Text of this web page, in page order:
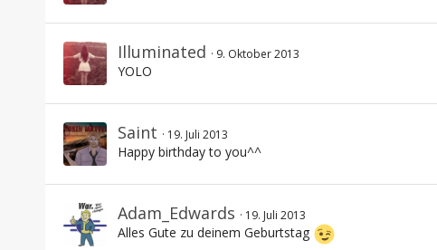
Illuminated 9. Oktober 2013
YOLO
Saint 19. Juli 2013
Happy birthday to you^^
Adam_Edwards 19. Juli 2013
Alles Gute zu deinem Geburtstag